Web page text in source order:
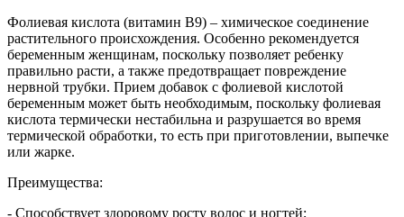
Фолиевая кислота (витамин В9) – химическое соединение
растительного происхождения. Особенно рекомендуется
беременным женщинам, поскольку позволяет ребенку
правильно расти, а также предотвращает повреждение
нервной трубки. Прием добавок с фолиевой кислотой
беременным может быть необходимым, поскольку фолиевая
кислота термически нестабильна и разрушается во время
термической обработки, то есть при приготовлении, выпечке
или жарке.
Преимущества:
- Способствует здоровому росту волос и ногтей;